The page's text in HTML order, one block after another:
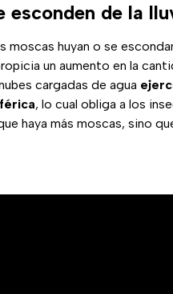
esconden de la
moscas huyan o se
un aumento en la
cargadas de agua
, lo cual obliga a los
haya más moscas, sino